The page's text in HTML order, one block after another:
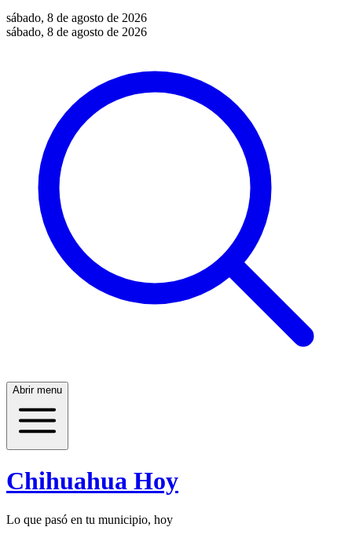
sábado, 8 de agosto de 2026
sábado, 8 de agosto de 2026
Abrir menu
Chihuahua Hoy
Lo que pasó en tu municipio, hoy